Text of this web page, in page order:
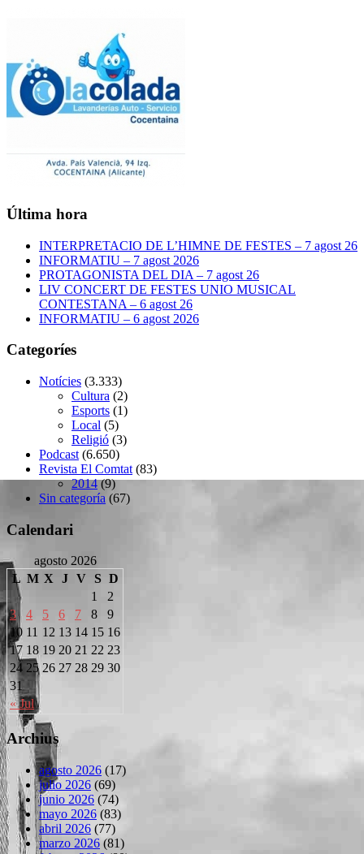
Última hora
INTERPRETACIO DE L’HIMNE DE FESTES – 7 agost 26
INFORMATIU – 7 agost 2026
PROTAGONISTA DEL DIA – 7 agost 26
LIV CONCERT DE FESTES UNIO MUSICAL
CONTESTANA – 6 agost 26
INFORMATIU – 6 agost 2026
Categoríes
Notícies (3.333)
Cultura (2)
Esports (1)
Local (5)
Religió (3)
Podcast (6.650)
Revista El Comtat (83)
2014(9)
Sin categoría (67)
Calendari
agosto 2026
L M X J V S D
« Jul
1
2
3
4 5 6 7 8
9
10 11 12 13 14 15 16
17 18 19 20 21 22 23
24 25 26 27 28 29 30
31
Archius
agosto 2026 (17)
julio 2026 (69)
junio 2026 (74)
mayo 2026 (83)
abril 2026 (77)
marzo 2026 (81)